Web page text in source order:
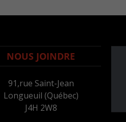
NOUS JOINDRE
91,rue Saint-Jean
Longueuil (Québec)
J4H 2W8